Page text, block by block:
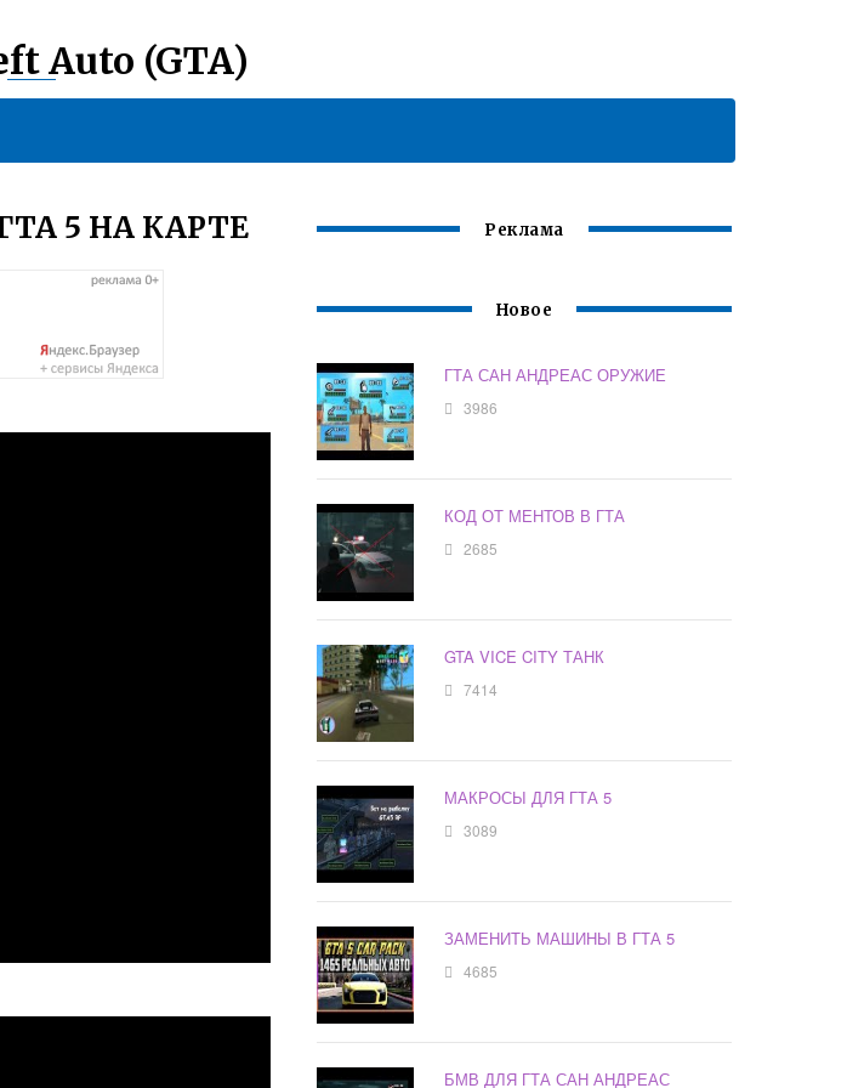
Auto (GTA)
5 НА КАРТЕ Реклама
Новое
ГТА САН АНДРЕАС ОРУЖИЕ
3986
КОД ОТ МЕНТОВ В ГТА
2685
GTA VICE CITY ТАНК
7414
МАКРОСЫ ДЛЯ ГТА 5
3089
ЗАМЕНИТЬ МАШИНЫ В ГТА 5
4685
БМВ ДЛЯ ГТА САН АНДРЕАС